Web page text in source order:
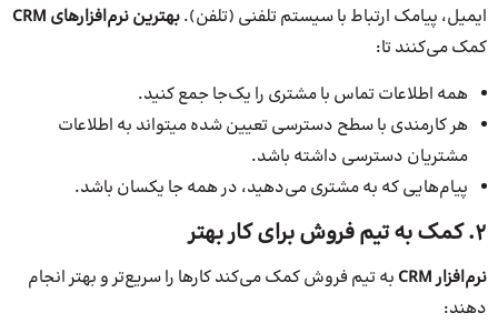
ایمیل، پیامک ارتباط با سیستم تلفنی (تلفن).بهترین نرمافزارهای CRM
کمک می‌کنند تا:
همه اطلاعات تماس با مشتری را یک‌جا جمع کنید.
هر کارمندی با سطح دسترسی تعیین شده میتواند به اطلاعات
مشتریان دسترسی داشته باشد.
پیام‌هایی که به مشتری می‌دهید، در همه جا یکسان باشد.
2. کمک به تیم فروش برای کار بهتر
نرمافزارCRM به تیم فروش کمک می‌کند کارها را سریع‌تر و بهتر انجام
دهند: